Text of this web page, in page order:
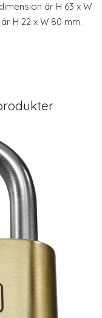
är H 63 x W
H 22 x W 80 mm.